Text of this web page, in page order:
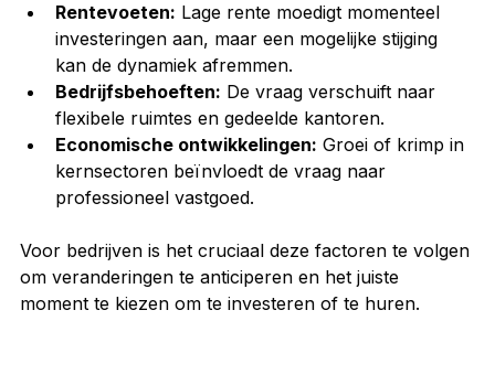
Rentevoeten: Lage rente moedigt momenteel
investeringen aan, maar een mogelijke stijging
kan de dynamiek afremmen.
Bedrijfsbehoeften: De vraag verschuift naar
flexibele ruimtes en gedeelde kantoren.
Economische ontwikkelingen: Groei of krimp in
kernsectoren beïnvloedt de vraag naar
professioneel vastgoed.
Voor bedrijven is het cruciaal deze factoren te volgen
om veranderingen te anticiperen en het juiste
moment te kiezen om te investeren of te huren.